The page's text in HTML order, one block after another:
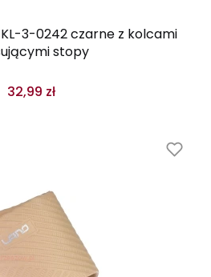
3-0242 czarne z kolcami
stopy
32,99 zł